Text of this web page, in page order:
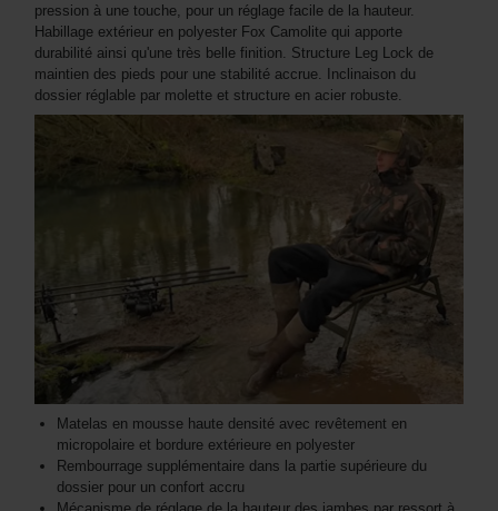
pression à une touche, pour un réglage facile de la hauteur.
Habillage extérieur en polyester Fox Camolite qui apporte
durabilité ainsi qu'une très belle finition. Structure Leg Lock de
maintien des pieds pour une stabilité accrue. Inclinaison du
dossier réglable par molette et structure en acier robuste.
Matelas en mousse haute densité avec revêtement en
micropolaire et bordure extérieure en polyester
Rembourrage supplémentaire dans la partie supérieure du
dossier pour un confort accru